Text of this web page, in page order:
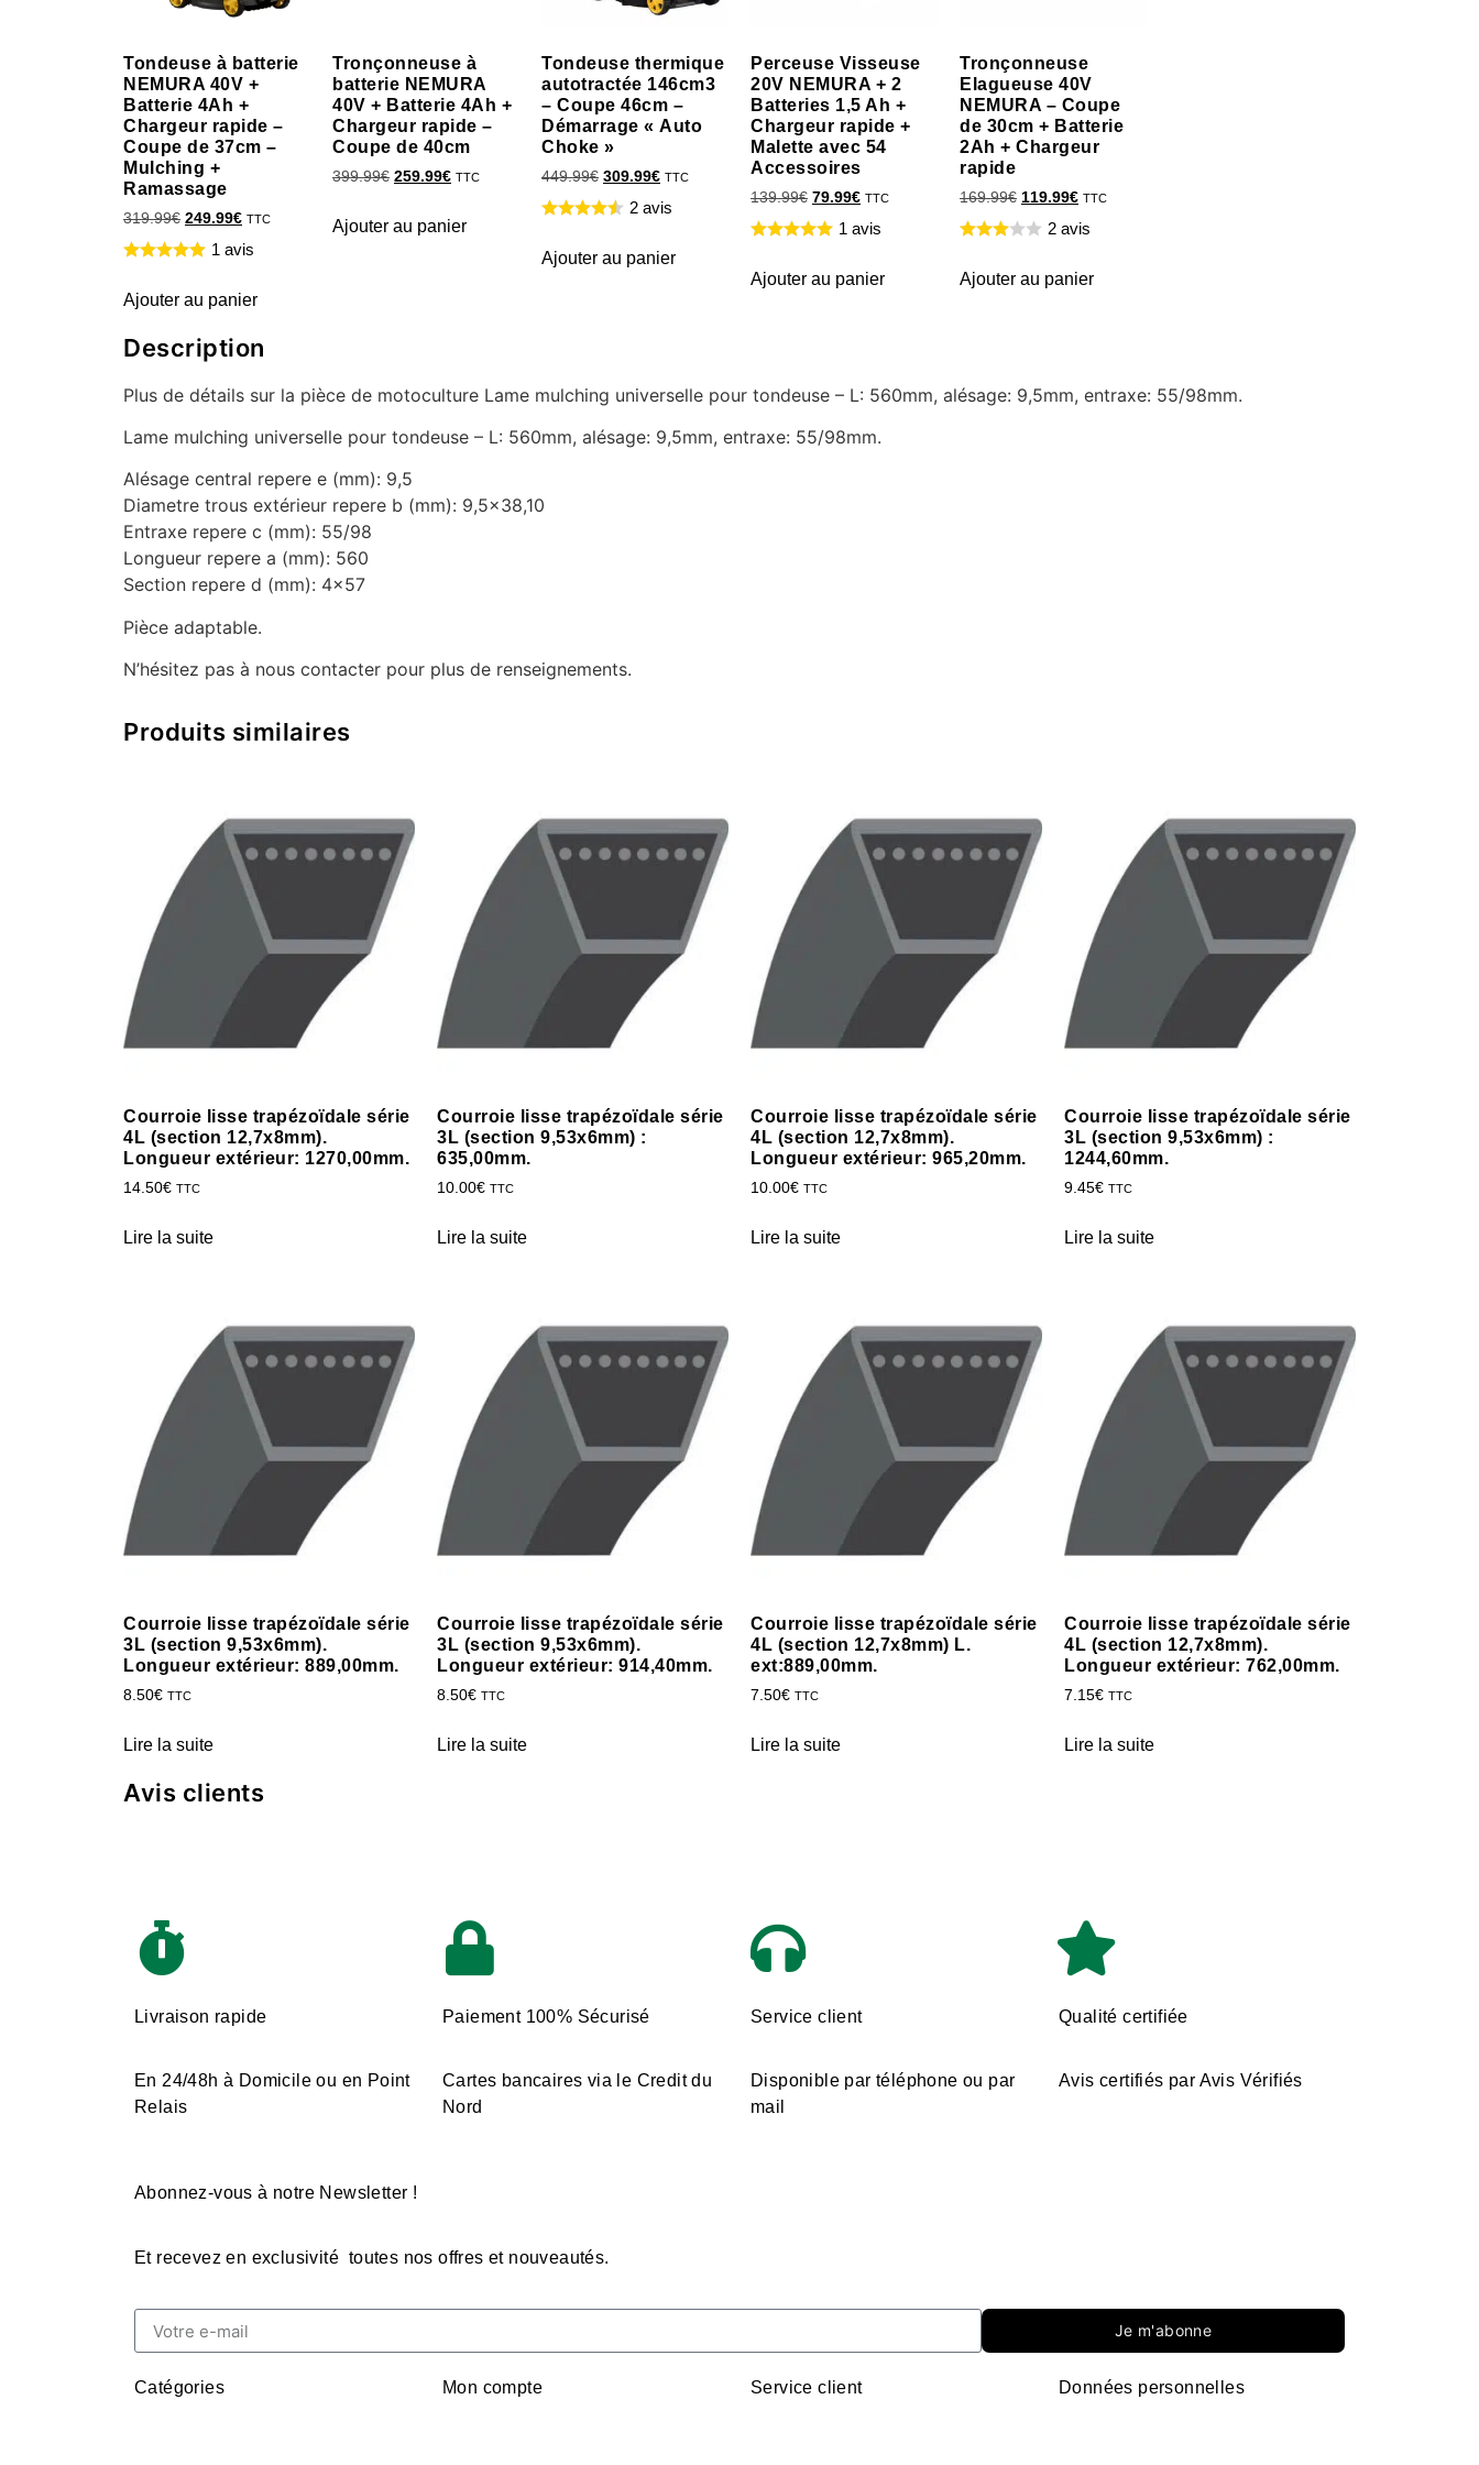
Tondeuse à batterie
NEMURA 40V +
Batterie 4Ah +
Chargeur rapide –
Coupe de 37cm –
Mulching +
Ramassage
319.99€ 249.99€ TTC
1 avis
Ajouter au panier
Tronçonneuse à
batterie NEMURA
40V + Batterie 4Ah +
Chargeur rapide –
Coupe de 40cm
399.99€ 259.99€ TTC
Ajouter au panier
Tondeuse thermique
autotractée 146cm3
– Coupe 46cm –
Démarrage « Auto
Choke »
449.99€ 309.99€ TTC
2 avis
Ajouter au panier
Perceuse Visseuse
20V NEMURA + 2
Batteries 1,5 Ah +
Chargeur rapide +
Malette avec 54
Accessoires
139.99€ 79.99€ TTC
1 avis
Ajouter au panier
Tronçonneuse
Elagueuse 40V
NEMURA – Coupe
de 30cm + Batterie
2Ah + Chargeur
rapide
169.99€ 119.99€ TTC
2 avis
Ajouter au panier
Description
Plus de détails sur la pièce de motoculture Lame mulching universelle pour tondeuse – L: 560mm, alésage: 9,5mm, entraxe: 55/98mm.
Lame mulching universelle pour tondeuse – L: 560mm, alésage: 9,5mm, entraxe: 55/98mm.
Alésage central repere e (mm): 9,5
Diametre trous extérieur repere b (mm): 9,5×38,10
Entraxe repere c (mm): 55/98
Longueur repere a (mm): 560
Section repere d (mm): 4×57
Pièce adaptable.
N’hésitez pas à nous contacter pour plus de renseignements.
Produits similaires
Courroie lisse trapézoïdale série
4L (section 12,7x8mm).
Longueur extérieur: 1270,00mm.
14.50€ TTC
Lire la suite
Courroie lisse trapézoïdale série
3L (section 9,53x6mm) :
635,00mm.
10.00€ TTC
Lire la suite
Courroie lisse trapézoïdale série
4L (section 12,7x8mm).
Longueur extérieur: 965,20mm.
10.00€ TTC
Lire la suite
Courroie lisse trapézoïdale série
3L (section 9,53x6mm) :
1244,60mm.
9.45€ TTC
Lire la suite
Courroie lisse trapézoïdale série
3L (section 9,53x6mm).
Longueur extérieur: 889,00mm.
8.50€ TTC
Lire la suite
Courroie lisse trapézoïdale série
3L (section 9,53x6mm).
Longueur extérieur: 914,40mm.
8.50€ TTC
Lire la suite
Courroie lisse trapézoïdale série
4L (section 12,7x8mm) L.
ext:889,00mm.
7.50€ TTC
Lire la suite
Courroie lisse trapézoïdale série
4L (section 12,7x8mm).
Longueur extérieur: 762,00mm.
7.15€ TTC
Lire la suite
Avis clients
Livraison rapide
En 24/48h à Domicile ou en Point
Relais
Paiement 100% Sécurisé
Cartes bancaires via le Credit du
Nord
Service client
Disponible par téléphone ou par
mail
Qualité certifiée
Avis certifiés par Avis Vérifiés
Abonnez-vous à notre Newsletter !
Et recevez en exclusivité toutes nos offres et nouveautés.
Je m'abonne
Catégories Mon compte Service client Données personnelles